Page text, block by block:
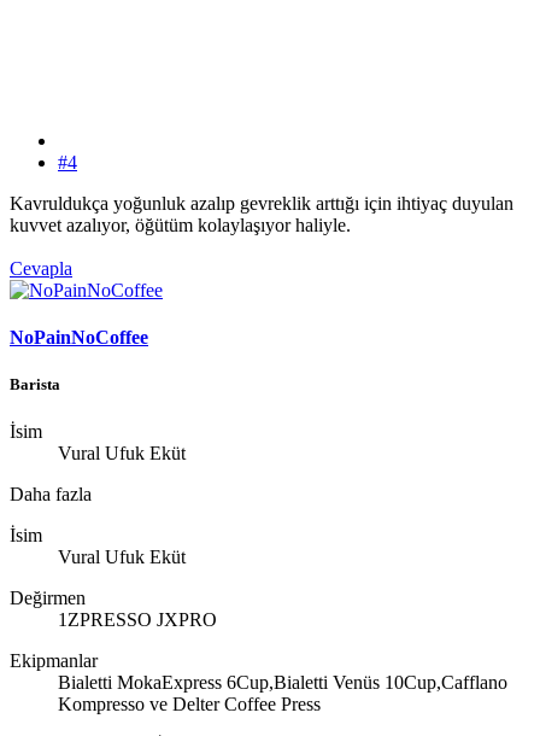
#4
Kavruldukça yoğunluk azalıp gevreklik arttığı için ihtiyaç duyulan
kuvvet azalıyor, öğütüm kolaylaşıyor haliyle.
Cevapla
NoPainNoCoffee
Barista
İsim
Vural Ufuk Eküt
Daha fazla
İsim
Vural Ufuk Eküt
Değirmen
1ZPRESSO JXPRO
Ekipmanlar
Bialetti MokaExpress 6Cup,Bialetti Venüs 10Cup,Cafflano
Kompresso ve Delter Coffee Press